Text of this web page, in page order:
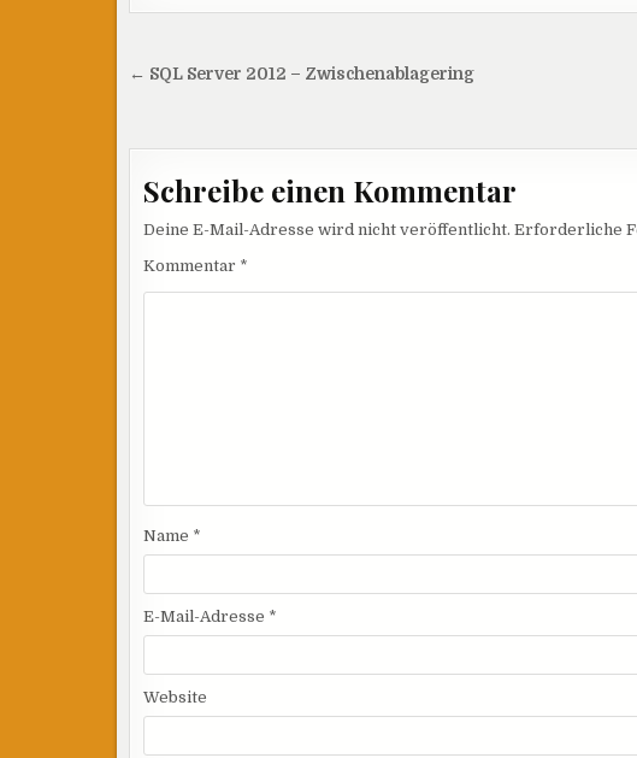
Beitragsnavigation
← SQL Server 2012 – Zwischenablagering
Schreibe einen Kommentar
Deine E-Mail-Adresse wird nicht veröffentlicht. Erforderliche
Kommentar *
Name *
E-Mail-Adresse *
Website